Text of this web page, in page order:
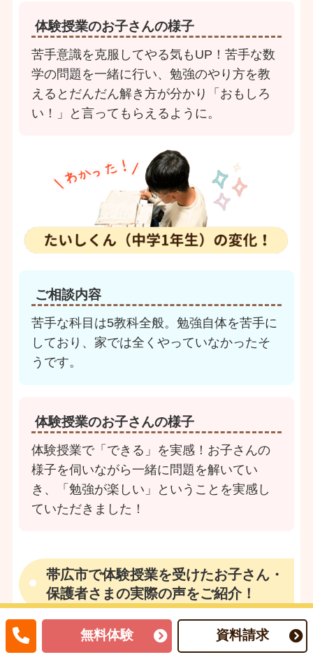
体験授業のお子さんの様子
苦手意識を克服してやる気もUP！苦手な数
学の問題を一緒に行い、勉強のやり方を教
えるとだんだん解き方が分かり「おもしろ
い！」と言ってもらえるように。
ご相談内容
苦手な科目は5教科全般。勉強自体を苦手に
しており、家では全くやっていなかったそ
うです。
体験授業のお子さんの様子
体験授業で「できる」を実感！お子さんの
様子を伺いながら一緒に問題を解いてい
き、「勉強が楽しい」ということを実感し
ていただきました！
帯広市で体験授業を受けたお子さん・
保護者さまの実際の声をご紹介！
帯広市で体験授業を受けたお子さん・保護者さ
無料体験 資料請求